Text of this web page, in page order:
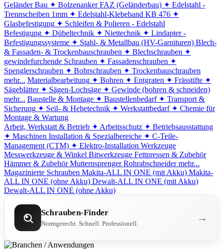
Geländer Bau ✦ Bolzenanker FAZ (Geländerbau) ✦ Edelstahl -
Trennscheiben 1mm ✦ Edelstahl-Klebeband KB 476 ✦
Glasbefestigung ✦ Schleifen & Polieren - Edelstahl
Befestigung ✦ Dübeltechnik ✦ Niettechnik ✦ Lindapter -
Befestigungssysteme ✦ Stahl- & Metallbau (HV-Garnituren) Blech-
& Fassaden- & Trockenbauschrauben ✦ Blechschrauben ✦
gewindefurchende Schrauben ✦ Fassadenschrauben ✦
Spenglerschrauben ✦ Bohrschrauben ✦ Trockenbauschrauben
mehr... Materialbearbeitung ✦ Bohren ✦ Entgraten ✦ Frässtifte ✦
Sägeblätter ✦ Sägen-Lochsäge ✦ Gewinde (bohren & schneiden)
mehr... Baustelle & Montage ✦ Baustellenbedarf ✦ Transport &
Sicherung ✦ Seil- & Hebetechnik ✦ Werkstattbedarf ✦ Chemie für
Montage & Wartung
Arbeit, Werkstatt & Betrieb ✦ Arbeitsschutz ✦ Betriebsausstattung
✦ Maschinen Installation & Spezialbereiche ✦ C-Teile-
Management (CTM) ✦ Elektro-Installation Werkzeuge
Messwerkzeuge & Winkel Bitwerkzeuge Fettpressen & Zubehör
Hämmer & Zubehör Mutternsprenger Rohrabschneider mehr...
Magazinierte Schrauben Makita-ALL IN ONE (mit Akku) Makita-
ALL IN ONE (ohne Akku) Dewalt-ALL IN ONE (mit Akku)
Dewalt-ALL IN ONE (ohne Akku)
Schrauben-Finder
Normgerecht. Schnell. Professionell. →